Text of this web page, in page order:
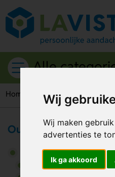
Wij
Wij maken
advertenties te
Ik ga akkoord
Alle
Home Gereedschappen &
Outdoor & Vrije tijd
Gereedschappen & tools
Duimstokken